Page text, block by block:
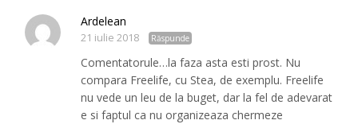
Ardelean
21 iulie 2018 Răspunde
Comentatorule…la faza asta esti prost. Nu
compara Freelife, cu Stea, de exemplu. Freelife
nu vede un leu de la buget, dar la fel de adevarat
e si faptul ca nu organizeaza chermeze